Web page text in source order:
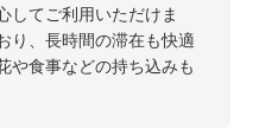
してご利用いただけま
り、長時間の滞在も快適
や食事などの持ち込みも